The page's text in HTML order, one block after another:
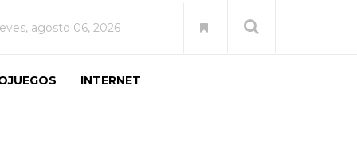
agosto 06, 2026
INTERNET